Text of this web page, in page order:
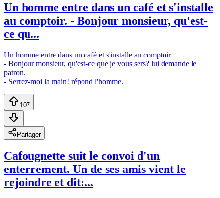
Un homme entre dans un café et s'installe
au comptoir. - Bonjour monsieur, qu'est-
ce qu...
Un homme entre dans un café et s'installe au comptoir.
- Bonjour monsieur, qu'est-ce que je vous sers? lui demande le
patron.
- Serrez-moi la main! répond l'homme.
107
Partager
Cafougnette suit le convoi d'un
enterrement. Un de ses amis vient le
rejoindre et dit:...